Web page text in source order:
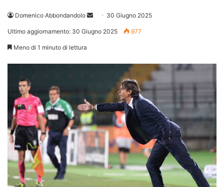
Domenico Abbondandolo
Invia 30 Giugno 2025
Ultimo aggiornamento: 30 Giugno 2025 977
Meno di 1 minuto di lettura